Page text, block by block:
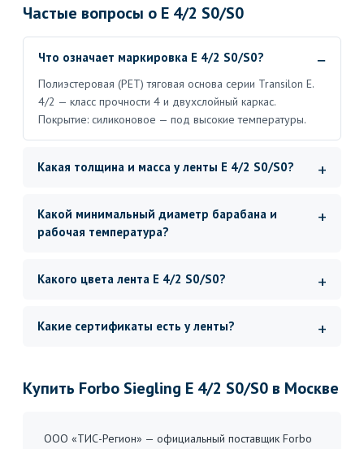
Частые вопросы о E 4/2 S0/S0
Что означает маркировка E 4/2 S0/S0?
Полиэстеровая (PET) тяговая основа серии Transilon E.
4/2 — класс прочности 4 и двухслойный каркас.
Покрытие: силиконовое — под высокие температуры.
Какая толщина и масса у ленты E 4/2 S0/S0?
Какой минимальный диаметр барабана и
рабочая температура?
Какого цвета лента E 4/2 S0/S0?
Какие сертификаты есть у ленты?
Купить Forbo Siegling E 4/2 S0/S0 в Москве
ООО «ТИС-Регион» — официальный поставщик Forbo